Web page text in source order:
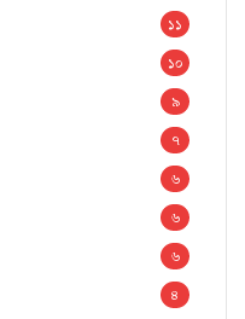
১১
১০
৯
৭
৬
৬
৬
৪